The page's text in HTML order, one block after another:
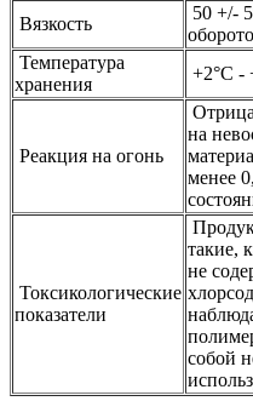
Вязкость
50 +/-
Температура
хранения
+2°C -
Реакция на огонь
на
менее
Токсикологические
показатели
такие,
не
собой